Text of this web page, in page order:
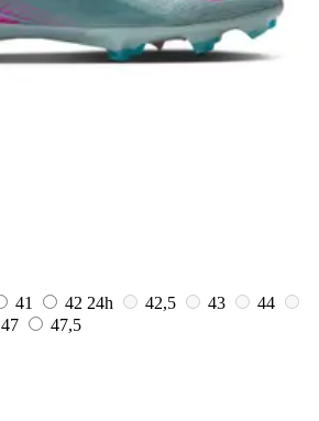
41 42 24h 42,5 43
44
47
47,5